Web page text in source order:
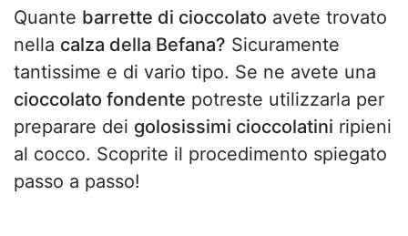
Quante barrette di cioccolato avete trovato
nella calza della Befana? Sicuramente
tantissime e di vario tipo. Se ne avete una
cioccolato fondente potreste utilizzarla per
preparare dei golosissimi cioccolatini ripieni
al cocco. Scoprite il procedimento spiegato
passo a passo!